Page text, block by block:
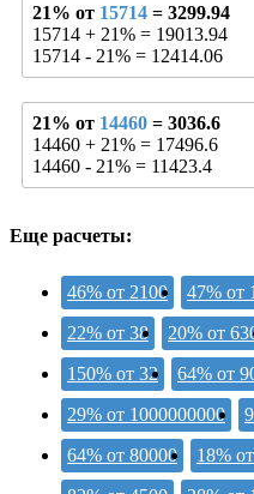
21% от 15714 = 3299.94
15714 + 21% = 19013.94
15714 - 21% = 12414.06
21% от 14460 = 3036.6
14460 + 21% = 17496.6
14460 - 21% = 11423.4
Еще расчеты:
46% от 2100 47% от
22% от 38
20% от
150% от 32
64% от
29% от 1000000000
64% от 80000
18%